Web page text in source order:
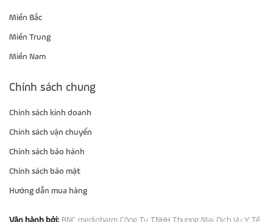
Miền Bắc
Miền Trung
Miền Nam
Chính sách chung
Chính sách kinh doanh
Chính sách vận chuyển
Chính sách bảo hành
Chính sách bảo mật
Hướng dẫn mua hàng
Vận hành bởi: BNC medipharm Công Ty TNHH Thương Mại Dịch Vụ Y Tế